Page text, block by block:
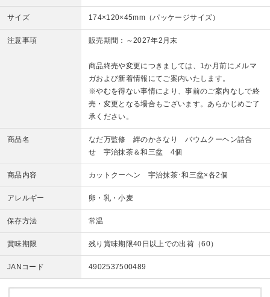
サイズ 174×120×45mm（パッケージサイズ）
注意事項 販売期間：～2027年2月末
商品終売や変更につきましては、1か月前にメルマ
ガおよび新着情報にてご案内いたします。
※やむを得ない事情により、事前のご案内なしで終
売・変更となる場合もございます。あらかじめご了
承ください。
商品名
なだ万監修 絆のかさなり バウムクーヘン詰合
せ 宇治抹茶＆和三盆 4個
商品内容 カットクーヘン 宇治抹茶･和三盆×各2個
アレルギー 卵・乳・小麦
保存方法 常温
賞味期限 残り賞味期限40日以上での出荷（60）
JANコード 4902537500489